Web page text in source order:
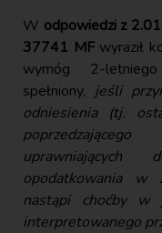
W odpowiedzi z
37741 MFwyraził
wymóg 2-
spełniony, jeśli
odniesienia (tj.
uprawniających
opodatkowania w
nastąpi choćby w
interpretowanego